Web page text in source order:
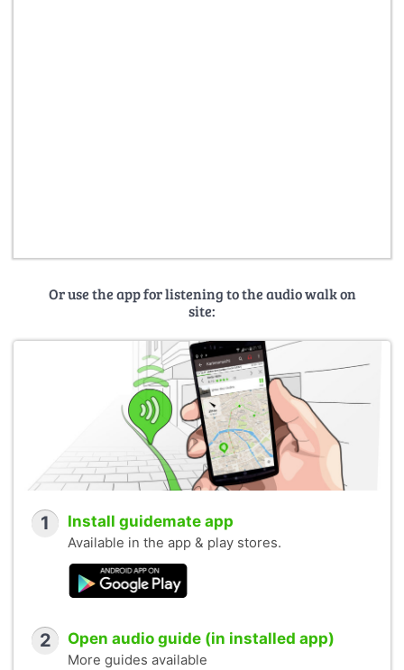
Or use the app for listening to the audio walk on
site:
1 Install guidemate app
Available in the app & play stores.
2 Open audio guide (in installed app)
More guides available